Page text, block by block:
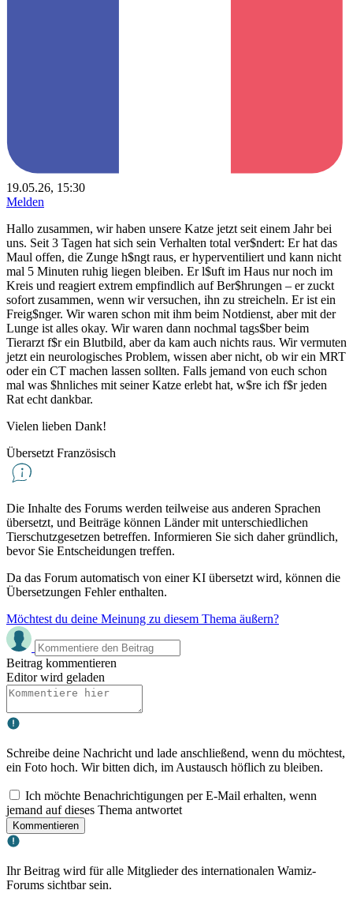
19.05.26, 15:30
Melden
Hallo zusammen, wir haben unsere Katze jetzt seit einem Jahr bei
uns. Seit 3 Tagen hat sich sein Verhalten total ver$ndert: Er hat das
Maul offen, die Zunge h$ngt raus, er hyperventiliert und kann nicht
mal 5 Minuten ruhig liegen bleiben. Er l$uft im Haus nur noch im
Kreis und reagiert extrem empfindlich auf Ber$hrungen – er zuckt
sofort zusammen, wenn wir versuchen, ihn zu streicheln. Er ist ein
Freig$nger. Wir waren schon mit ihm beim Notdienst, aber mit der
Lunge ist alles okay. Wir waren dann nochmal tags$ber beim
Tierarzt f$r ein Blutbild, aber da kam auch nichts raus. Wir vermuten
jetzt ein neurologisches Problem, wissen aber nicht, ob wir ein MRT
oder ein CT machen lassen sollten. Falls jemand von euch schon
mal was $hnliches mit seiner Katze erlebt hat, w$re ich f$r jeden
Rat echt dankbar.
Vielen lieben Dank!
Übersetzt Französisch
Die Inhalte des Forums werden teilweise aus anderen Sprachen
übersetzt, und Beiträge können Länder mit unterschiedlichen
Tierschutzgesetzen betreffen. Informieren Sie sich daher gründlich,
bevor Sie Entscheidungen treffen.
Da das Forum automatisch von einer KI übersetzt wird, können die
Übersetzungen Fehler enthalten.
Möchtest du deine Meinung zu diesem Thema äußern?
Beitrag kommentieren
Editor wird geladen
Schreibe deine Nachricht und lade anschließend, wenn du möchtest,
ein Foto hoch. Wir bitten dich, im Austausch höflich zu bleiben.
Ich möchte Benachrichtigungen per E-Mail erhalten, wenn
jemand auf dieses Thema antwortet
Kommentieren
Ihr Beitrag wird für alle Mitglieder des internationalen Wamiz-
Forums sichtbar sein.